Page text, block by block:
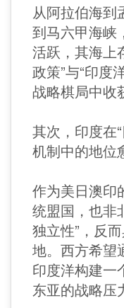
从阿拉伯海到
到马六甲海峡
活跃，其海上
政策”与“印度
战略棋局中收
其次，印度在
机制中的地位
作为美日澳印
统盟国，也非
独立性”，反
地。西方希望
印度洋构建一
东亚的战略压